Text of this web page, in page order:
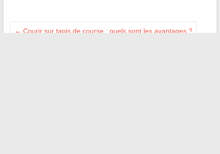
← Courir sur tapis de course : quels sont les avantages ?